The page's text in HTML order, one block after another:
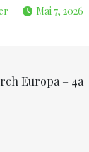
Mai 7, 2026
Europa – 4a